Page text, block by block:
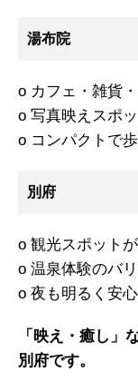
湯布院
o カフェ・雑貨
o 写真映えスポ
o コンパクトで
別府
o 観光スポット
o 温泉体験のバ
o 夜も明るく安
「映え・癒し」
別府です。